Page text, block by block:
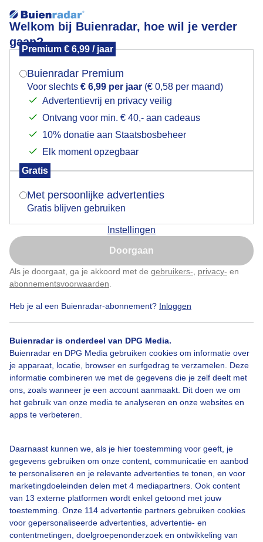
Welkom bij Buienradar, hoe wil je verder
gaan?
Premium € 6,99 / jaar
Buienradar Premium
Voor slechts € 6,99 per jaar (€ 0,58 per maand)
Advertentievrij en privacy veilig
Ontvang voor min. € 40,- aan cadeaus
10% donatie aan Staatsbosbeheer
Elk moment opzegbaar
Gratis
Met persoonlijke advertenties
Gratis blijven gebruiken
Instellingen
Doorgaan
Als je doorgaat, ga je akkoord met de gebruikers- privacy- en
abonnementsvoorwaarden
Heb je al een Buienradar-abonnement? Inloggen
Buienradar is onderdeel van DPG Media.
Buienradar en DPG Media gebruiken cookies om informatie over
je apparaat, locatie, browser en surfgedrag te verzamelen. Deze
informatie combineren we met de gegevens die je zelf deelt met
ons, zoals wanneer je een account aanmaakt. Dit doen we om
het gebruik van onze media te analyseren en onze websites en
apps te verbeteren.
Daarnaast kunnen we, als je hier toestemming voor geeft, je
gegevens gebruiken om onze content, communicatie en aanbod
te personaliseren en je relevante advertenties te tonen, en voor
marketingdoeleinden delen met 4 mediapartners. Ook content
van 13 externe platformen wordt enkel getoond met jouw
toestemming. Onze 114 advertentie partners gebruiken cookies
voor gepersonaliseerde advertenties, advertentie- en
contentmetingen, doelgroepenonderzoek en ontwikkeling van
Sneeuw
In de bergen weer sneeuw gevallen vannacht 2
graden Celsuis koud maar nu nog droog.
Door: Corry van Daalen Gemaakt: 15-05-2026, 98x bekeken
Lente Winter Wolken
Bekijk slideshow
Een moment geduld aub...
Mogen we je locatie gebruiken voor het
Indien je hier nog geen akkoord op hebt gegeven,
verschijnt er zo een pop-up uit je browser waarin
Is goed, toon de popup
Nu niet, misschien later
Klik hierom dit aan te passen